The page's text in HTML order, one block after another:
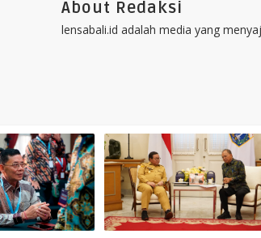
About Redaksi
lensabali.id adalah media yang